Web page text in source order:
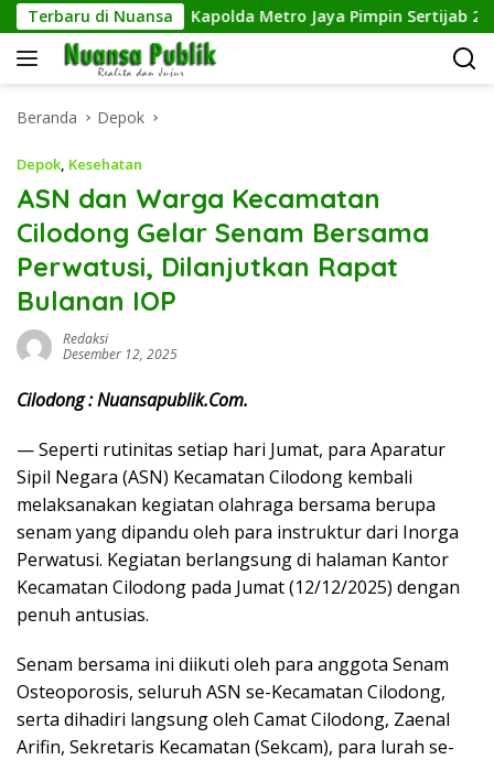
Langsung
ke
konten
Terbaru di Nuansa
Chandra Kapolda Metro Jaya Pimpin Sertijab 22
Beranda Depok
Depok, Kesehatan
ASN dan Warga Kecamatan
Cilodong Gelar Senam Bersama
Perwatusi, Dilanjutkan Rapat
Bulanan IOP
Redaksi
Desember 12, 2025
Cilodong : Nuansapublik.Com.
— Seperti rutinitas setiap hari Jumat, para Aparatur
Sipil Negara (ASN) Kecamatan Cilodong kembali
melaksanakan kegiatan olahraga bersama berupa
senam yang dipandu oleh para instruktur dari Inorga
Perwatusi. Kegiatan berlangsung di halaman Kantor
Kecamatan Cilodong pada Jumat (12/12/2025) dengan
penuh antusias.
Senam bersama ini diikuti oleh para anggota Senam
Osteoporosis, seluruh ASN se-Kecamatan Cilodong,
serta dihadiri langsung oleh Camat Cilodong, Zaenal
Arifin, Sekretaris Kecamatan (Sekcam), para lurah se-